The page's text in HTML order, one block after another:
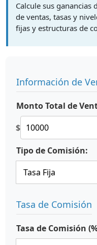
Calcule sus ganancias
de ventas, tasas y
fijas y estructuras de
Información de
Monto Total de
$
Tipo de Comisión:
Tasa de Comisión
Tasa de Comisión